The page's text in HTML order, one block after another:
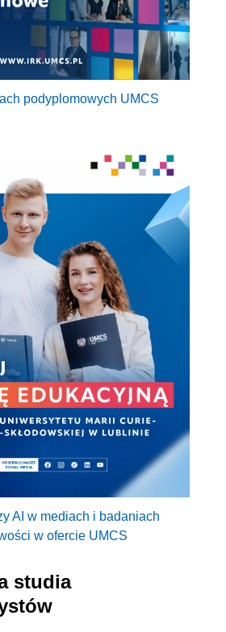
podyplomowych UMCS
AI w mediach i badaniach
w ofercie UMCS
studia